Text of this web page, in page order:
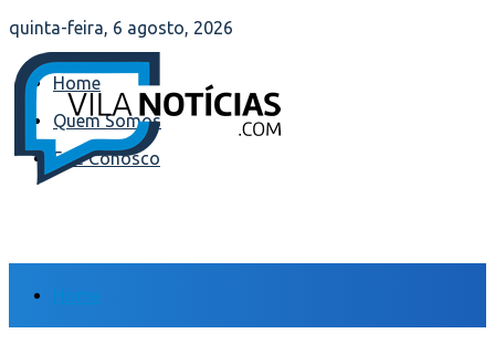
quinta-feira, 6 agosto, 2026
Home
Quem Somos
Fale Conosco
Home